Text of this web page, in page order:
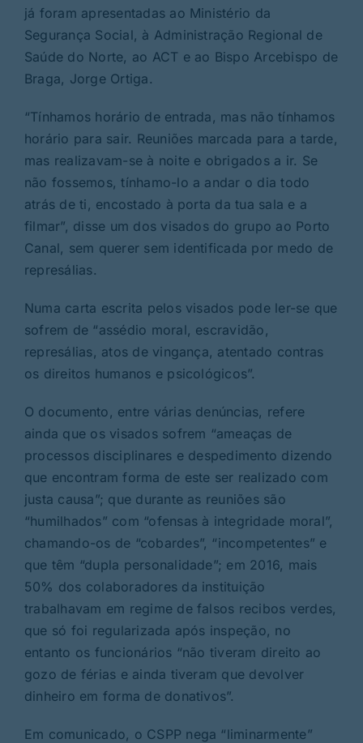
já foram apresentadas ao Ministério da
Segurança Social, à Administração Regional de
Saúde do Norte, ao ACT e ao Bispo Arcebispo de
Braga, Jorge Ortiga.
“Tínhamos horário de entrada, mas não tínhamos
horário para sair. Reuniões marcada para a tarde,
mas realizavam-se à noite e obrigados a ir. Se
não fossemos, tínhamo-lo a andar o dia todo
atrás de ti, encostado à porta da tua sala e a
filmar”, disse um dos visados do grupo ao Porto
Canal, sem querer sem identificada por medo de
represálias.
Numa carta escrita pelos visados pode ler-se que
sofrem de “assédio moral, escravidão,
represálias, atos de vingança, atentado contras
os direitos humanos e psicológicos”.
O documento, entre várias denúncias, refere
ainda que os visados sofrem “ameaças de
processos disciplinares e despedimento dizendo
que encontram forma de este ser realizado com
justa causa”; que durante as reuniões são
“humilhados” com “ofensas à integridade moral”,
chamando-os de “cobardes”, “incompetentes” e
que têm “dupla personalidade”; em 2016, mais
50% dos colaboradores da instituição
trabalhavam em regime de falsos recibos verdes,
que só foi regularizada após inspeção, no
entanto os funcionários “não tiveram direito ao
gozo de férias e ainda tiveram que devolver
dinheiro em forma de donativos”.
Em comunicado, o CSPP nega “liminarmente”